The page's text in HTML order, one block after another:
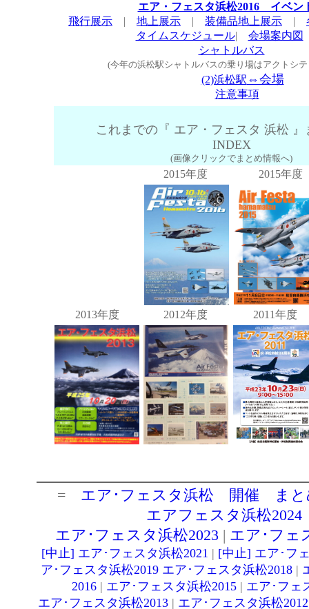
エア・フェスタ浜松2016 イベン
飛行展示 | 地上展示 | 装備品地上展示 |
タイムスケジュール| 会場案内図
シャトルバス
(今年の浜松駅シャトルバスの乗り場はアクトシ
(2)浜松駅 ⇔会場
注意事項
これまでの『 エア・フェスタ 浜松 』
INDEX
(画像クリックでまとめ情報へ)
2015年度 2015年度
2013年度 2012年度 2011年度